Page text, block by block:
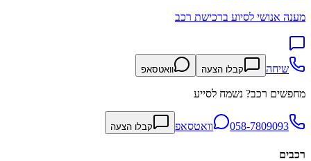
מענה אנושי לסיוע ברכישת רכב
שיחה קבלו הצעה וואטסאפ
מחפשים רכב? נשמח לסייע
058-7809093 וואטסאפ קבלו הצעה
רכבים